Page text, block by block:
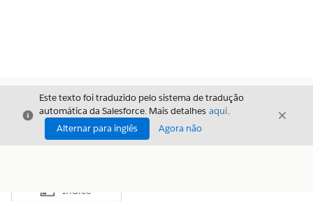
Fechar
Este texto foi traduzido pelo sistema de tradução
automática da Salesforce. Mais detalhes aqui.
Alternar para inglês
Agora não
Fechar
Mostrar índice
Índice